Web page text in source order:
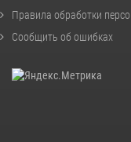
Правила обработки
Сообщить об ошибках